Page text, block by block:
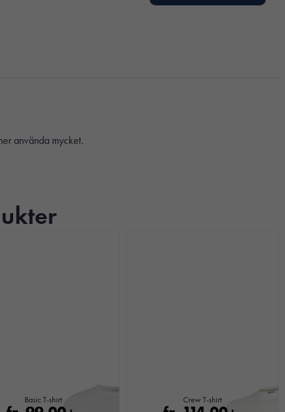
använda mycket.
Basic T-shirt Crew T-shirt